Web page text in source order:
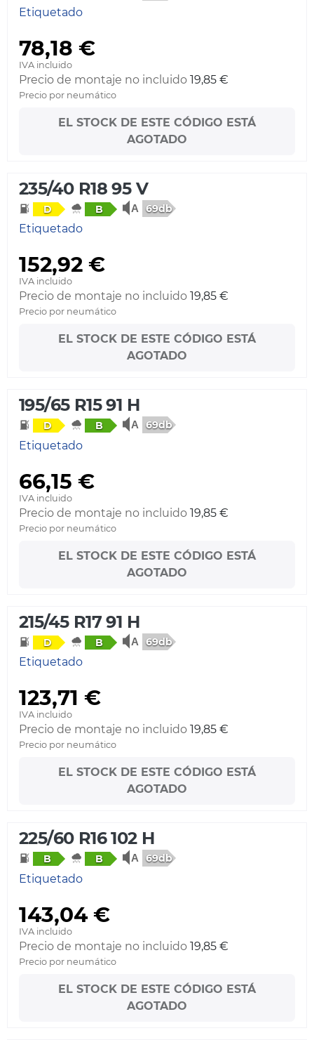
Etiquetado
78,18 €
IVA incluido
Precio de montaje no incluido 19,85 €
Precio por neumático
EL STOCK DE ESTE CÓDIGO ESTÁ
AGOTADO
235/40 R18 95 V
D B 69db
Etiquetado
152,92 €
IVA incluido
Precio de montaje no incluido 19,85 €
Precio por neumático
EL STOCK DE ESTE CÓDIGO ESTÁ
AGOTADO
195/65 R15 91 H
D B 69db
Etiquetado
66,15 €
IVA incluido
Precio de montaje no incluido 19,85 €
Precio por neumático
EL STOCK DE ESTE CÓDIGO ESTÁ
AGOTADO
215/45 R17 91 H
D B 69db
Etiquetado
123,71 €
IVA incluido
Precio de montaje no incluido 19,85 €
Precio por neumático
EL STOCK DE ESTE CÓDIGO ESTÁ
AGOTADO
225/60 R16 102 H
B B 69db
Etiquetado
143,04 €
IVA incluido
Precio de montaje no incluido 19,85 €
Precio por neumático
EL STOCK DE ESTE CÓDIGO ESTÁ
AGOTADO